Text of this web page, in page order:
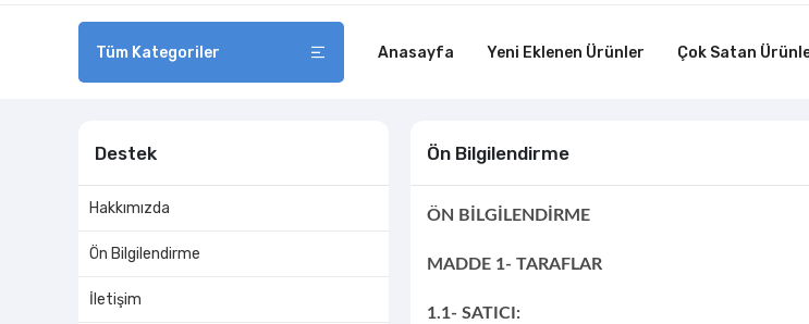
Tüm Kategoriler Anasayfa Yeni Eklenen Ürünler Çok Satan
Destek
Hakkımızda
Ön Bilgilendirme
İletişim
Ön Bilgilendirme
ÖN BİLGİLENDİRME
MADDE 1- TARAFLAR
1.1- SATICI: